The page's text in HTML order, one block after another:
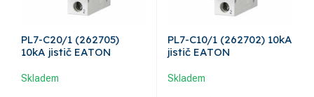
PL7-C20/1 (262705)
10kA jistič EATON
Skladem
PL7-C10/1 (262702) 10kA
jistič EATON
Skladem